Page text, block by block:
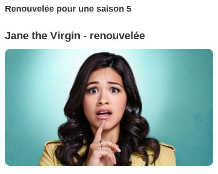
Renouvelée pour une saison 5
Jane the Virgin - renouvelée